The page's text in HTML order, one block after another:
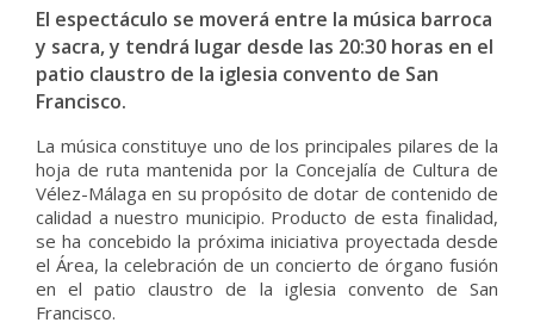
El espectáculo se moverá entre la música barroca
y sacra, y tendrá lugar desde las 20:30 horas en el
patio claustro de la iglesia convento de San
Francisco.
La música constituye uno de los principales pilares de la
hoja de ruta mantenida por la Concejalía de Cultura de
Vélez-Málaga en su propósito de dotar de contenido de
calidad a nuestro municipio. Producto de esta finalidad,
se ha concebido la próxima iniciativa proyectada desde
el Área, la celebración de un concierto de órgano fusión
en el patio claustro de la iglesia convento de San
Francisco.